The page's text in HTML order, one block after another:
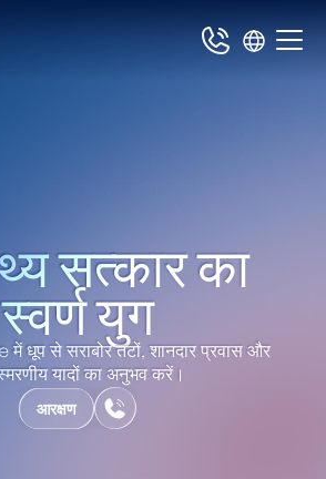
सत्कार का
स्वर्ण युग
धूप से सराबोर तटों, शानदार प्रवास और
यादों का अनुभव करें।
आरक्षण